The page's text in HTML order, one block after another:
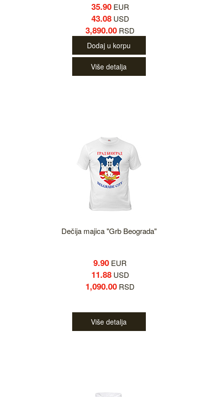
35.90EUR
43.08USD
3,890.00 RSD
Dodaj u korpu
Više detalja
Dečija majica "Grb Beograda"
9.90 EUR
11.88USD
1,090.00 RSD
Više detalja